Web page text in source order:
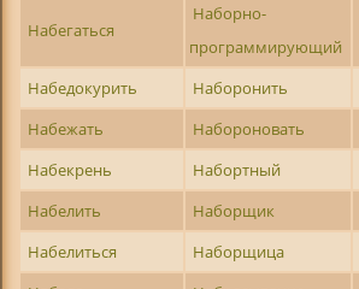
Набегаться
Наборно-
программирующий
Набедокурить Наборонить
Набежать
Набороновать
Набекрень
Набортный
Набелить
Наборщик
Набелиться
Наборщица